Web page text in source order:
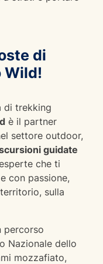
di
Wild!
di trekking
è il partner
settore outdoor,
guidate
che ti
con passione,
sulla
percorso
Nazionale dello
mozzafiato,